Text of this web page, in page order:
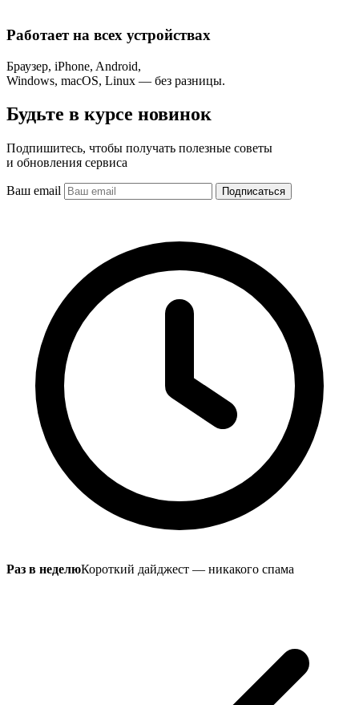
Работает на всех устройствах
Браузер, iPhone, Android,
Windows, macOS, Linux — без разницы.
Будьте в курсе новинок
Подпишитесь, чтобы получать полезные советы
и обновления сервиса
Ваш email Подписаться
Раз в неделюКороткий дайджест — никакого спама